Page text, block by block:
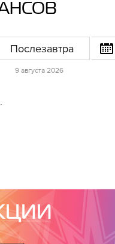
Послезавтра
9 августа 2026